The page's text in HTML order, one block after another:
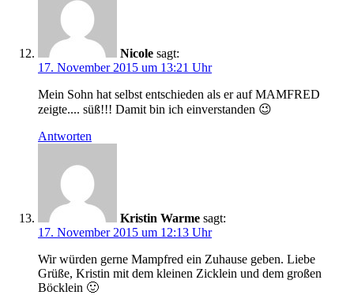
Nicole sagt:
17. November 2015 um 13:21 Uhr
Mein Sohn hat selbst entschieden als er auf MAMFRED
zeigte.... süß!!! Damit bin ich einverstanden 😉
Antworten
Kristin Warme sagt:
17. November 2015 um 12:13 Uhr
Wir würden gerne Mampfred ein Zuhause geben. Liebe
Grüße, Kristin mit dem kleinen Zicklein und dem großen
Böcklein 🙂